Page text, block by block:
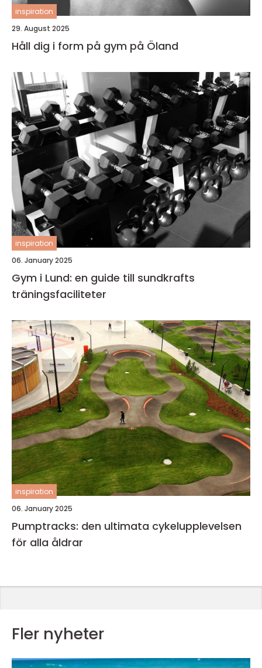
inspiration
29. August 2025
Håll dig i form på gym på Öland
inspiration
06. January 2025
Gym i Lund: en guide till sundkrafts
träningsfaciliteter
inspiration
06. January 2025
Pumptracks: den ultimata cykelupplevelsen
för alla åldrar
Fler nyheter